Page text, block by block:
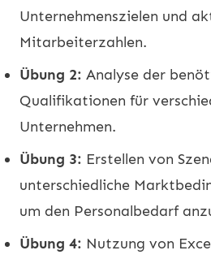
Unternehmenszielen und
Mitarbeiterzahlen.
Übung 2: Analyse der
Qualifikationen für
Unternehmen.
Übung 3: Erstellen von
unterschiedliche
um den Personalbedarf
Übung 4: Nutzung von